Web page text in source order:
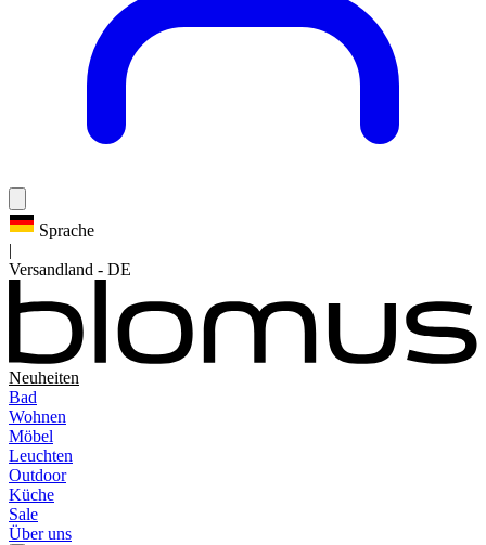
Sprache
|
Versandland - DE
Neuheiten
Bad
Wohnen
Möbel
Leuchten
Outdoor
Küche
Sale
Über uns